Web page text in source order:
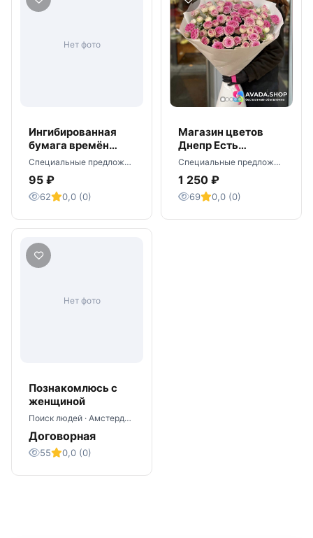
Нет фото
Ингибированная
бумага времён
СССР
Специальные предложения · Владивосток
95 ₽
62 0,0 (0)
Магазин цветов
Днепр Есть
доставка букетовСпециальные предложения · Днепропетровск
1 250 ₽
69 0,0 (0)
Нет фото
Познакомлюсь с
женщиной
Поиск людей · Амстердам
Договорная
55 0,0 (0)